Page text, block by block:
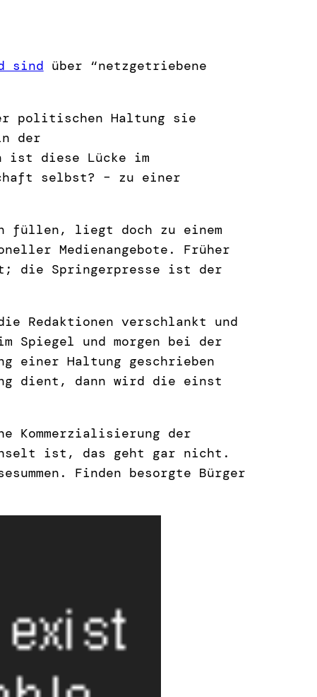
sind über “netzgetriebene
politischen Haltung sie
der
ist diese Lücke im
selbst? – zu einer
füllen, liegt doch zu einem
Medienangebote. Früher
die Springerpresse ist der
Redaktionen verschlankt und
und morgen bei der
einer Haltung geschrieben
dient, dann wird die einst
der
ist, das geht gar nicht.
Finden besorgte Bürger